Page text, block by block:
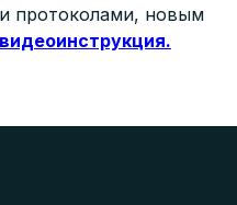
протоколами, новым